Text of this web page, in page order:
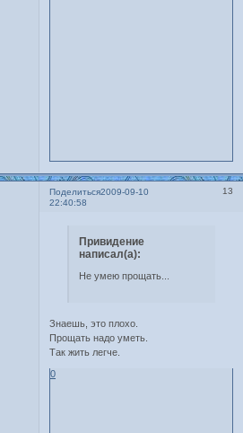
Поделиться 13
2009-09-10
22:40:58
Привидение
написал(а):
Не умею прощать...
Знаешь, это плохо.
Прощать надо уметь.
Так жить легче.
0